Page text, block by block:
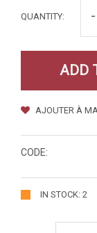
QUANTITY:
ADD
AJOUTER À
CODE:
IN STOCK: 2